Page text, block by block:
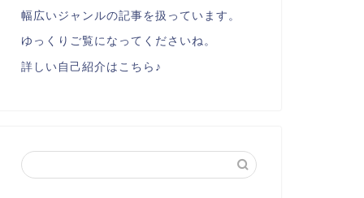
幅広いジャンルの記事を扱っています。
ゆっくりご覧になってくださいね。
詳しい自己紹介はこちら♪